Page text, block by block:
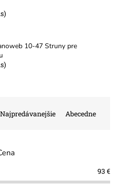
10-47 Struny pre
Najpredávanejšie Abecedne
93 €